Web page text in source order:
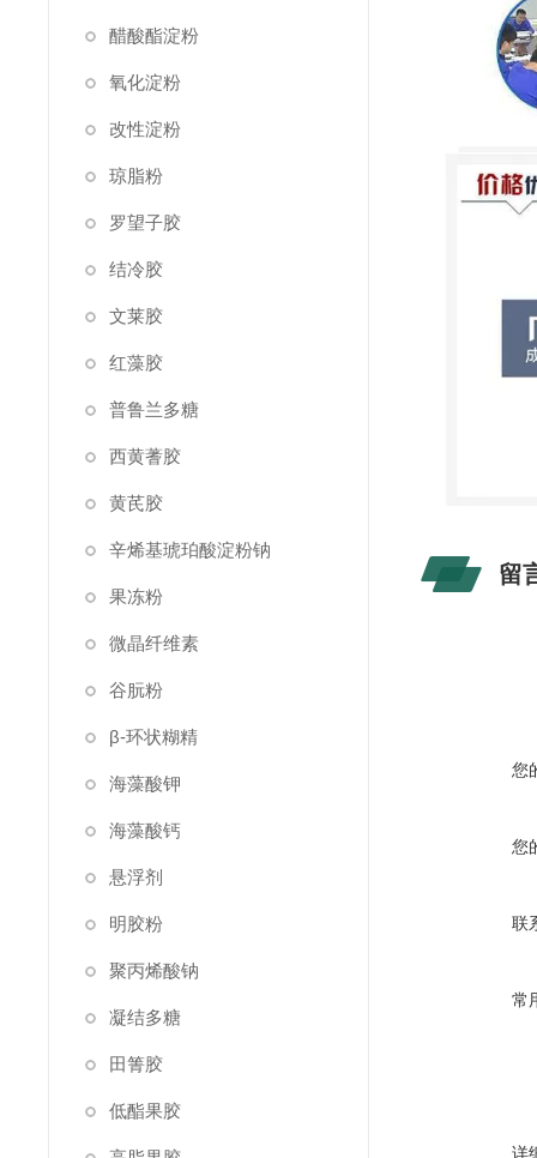
醋酸酯淀粉
氧化淀粉
改性淀粉
琼脂粉
罗望子胶
结冷胶
文莱胶
红藻胶
普鲁兰多糖
西黄蓍胶
黄芪胶
辛烯基琥珀酸淀粉钠
果冻粉
微晶纤维素
谷朊粉
β-环状糊精
海藻酸钾
海藻酸钙
悬浮剂
明胶粉
聚丙烯酸钠
凝结多糖
田箐胶
低酯果胶
留
您
您
联
常
详